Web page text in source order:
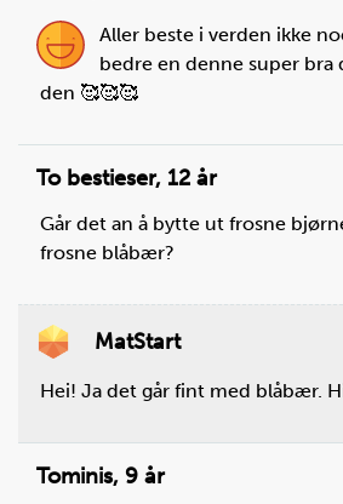
Aller beste i verden ikke
bedre en denne super bra
den 🥰🥰🥰
To bestieser, 12 år
Går det an å bytte ut frosne
frosne blåbær?
MatStart
Hei! Ja det går fint med blåbær.
Tominis, 9 år